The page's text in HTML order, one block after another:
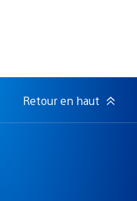
Retour en haut